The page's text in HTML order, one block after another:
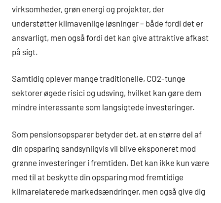
virksomheder, grøn energi og projekter, der
understøtter klimavenlige løsninger – både fordi det er
ansvarligt, men også fordi det kan give attraktive afkast
på sigt.
Samtidig oplever mange traditionelle, CO2-tunge
sektorer øgede risici og udsving, hvilket kan gøre dem
mindre interessante som langsigtede investeringer.
Som pensionsopsparer betyder det, at en større del af
din opsparing sandsynligvis vil blive eksponeret mod
grønne investeringer i fremtiden. Det kan ikke kun være
med til at beskytte din opsparing mod fremtidige
klimarelaterede markedsændringer, men også give dig